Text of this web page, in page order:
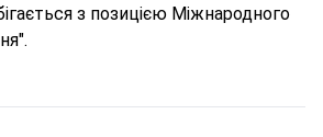
з позицією Міжнародного